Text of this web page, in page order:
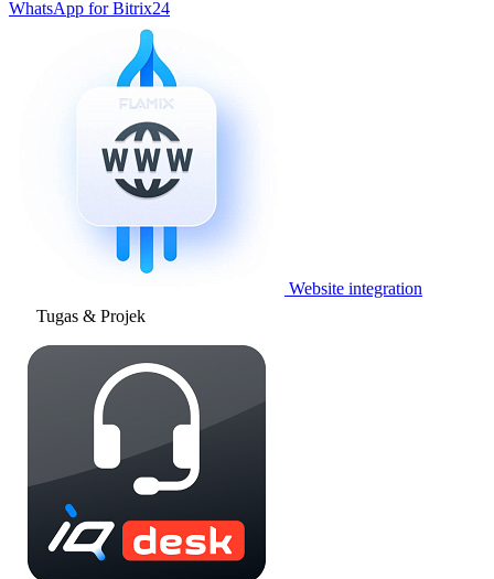
WhatsApp for Bitrix24
Website integration
Tugas & Projek